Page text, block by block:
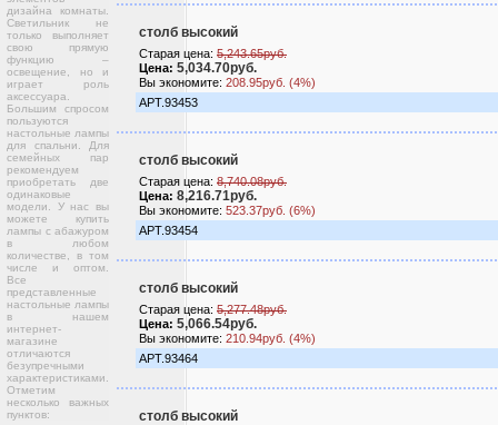
дизайна комнаты.
Светильник не
только выполняет
свою прямую
функцию –
освещение, но и
играет роль
аксессуара.
Большим спросом
пользуются
настольные лампы
для спальни. Для
семейных пар
рекомендуем
приобретать две
одинаковые
модели. У нас вы
можете купить
лампы с абажуром
в любом
количестве, в том
числе и оптом.
Все
представленные
настольные лампы
в нашем
интернет-
магазине
отличаются
безупречными
характеристиками.
Отметим
несколько важных
пунктов:
столб высокий
Старая цена: 5,243.65руб.
Цена: 5,034.70руб.
Вы экономите: 208.95руб. (4%)
АРТ.93453
столб высокий
Старая цена: 8,740.08руб.
Цена: 8,216.71руб.
Вы экономите: 523.37руб. (6%)
АРТ.93454
столб высокий
Старая цена: 5,277.48руб.
Цена: 5,066.54руб.
Вы экономите: 210.94руб. (4%)
АРТ.93464
столб высокий